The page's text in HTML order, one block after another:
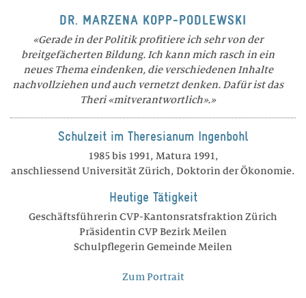
DR. MARZENA KOPP-PODLEWSKI
Gerade in der Politik profitiere ich sehr von der
breitgefächerten Bildung. Ich kann mich rasch in ein
neues Thema eindenken, die verschiedenen Inhalte
nachvollziehen und auch vernetzt denken. Dafür ist das
Theri «mitverantwortlich».
Schulzeit im Theresianum Ingenbohl
1985 bis 1991, Matura 1991,
anschliessend Universität Zürich, Doktorin der Ökonomie.
Heutige Tätigkeit
Geschäftsführerin CVP-Kantonsratsfraktion Zürich
Präsidentin CVP Bezirk Meilen
Schulpflegerin Gemeinde Meilen
Zum Portrait